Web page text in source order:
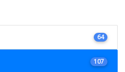
64
107